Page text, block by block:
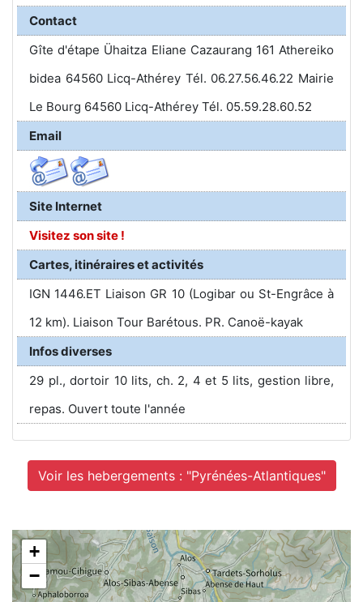
Contact
Gîte d'étape Ühaitza Eliane Cazaurang 161 Athereiko
bidea 64560 Licq-Athérey Tél. 06.27.56.46.22 Mairie
Le Bourg 64560 Licq-Athérey Tél. 05.59.28.60.52
Email
Site Internet
Visitez son site !
Cartes, itinéraires et activités
IGN 1446.ET Liaison GR 10 (Logibar ou St-Engrâce à
12 km). Liaison Tour Barétous. PR. Canoë-kayak
Infos diverses
29 pl., dortoir 10 lits, ch. 2, 4 et 5 lits, gestion libre,
repas. Ouvert toute l'année
Voir les hebergements : "Pyrénées-Atlantiques"
+
−